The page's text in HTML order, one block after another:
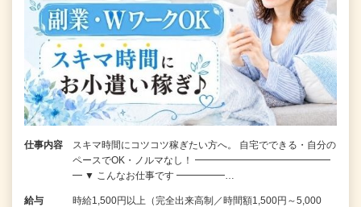
仕事内容
スキマ時間にコツコツ稼ぎたい方へ。 自宅でできる・自分の
ペースでOK・ノルマなし！ ━━━━━━━━━━━━━━
━ ▼ こんなお仕事です ━━━━━…
給与
時給1,500円以上（完全出来高制／時間額1,500円～5,000